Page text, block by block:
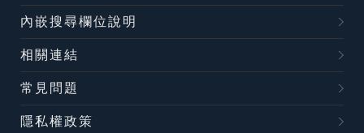
內嵌搜尋欄位說明
相關連結
常見問題
隱私權政策